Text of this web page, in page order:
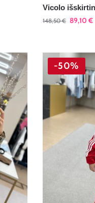
Vicolo
148,50€ 89,10€
-50%